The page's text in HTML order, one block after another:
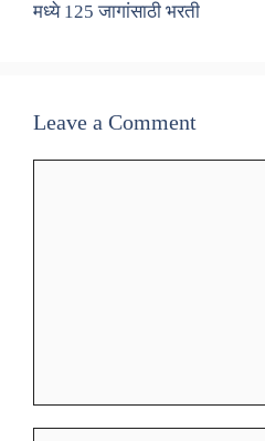
मध्ये 125 जागांसाठी भरती
Leave a Comment